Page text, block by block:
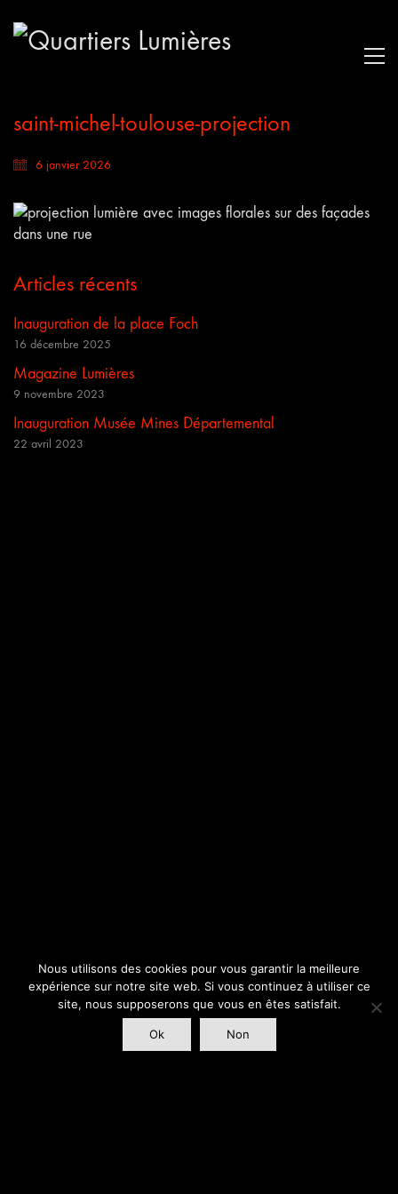
saint-michel-toulouse-projection
6 janvier 2026
Articles récents
Inauguration de la place Foch
16 décembre 2025
Magazine Lumières
9 novembre 2023
Inauguration Musée Mines Départemental
22 avril 2023
Nous utilisons des cookies pour vous garantir la meilleure
expérience sur notre site web. Si vous continuez à utiliser ce
site, nous supposerons que vous en êtes satisfait.
Ok Non